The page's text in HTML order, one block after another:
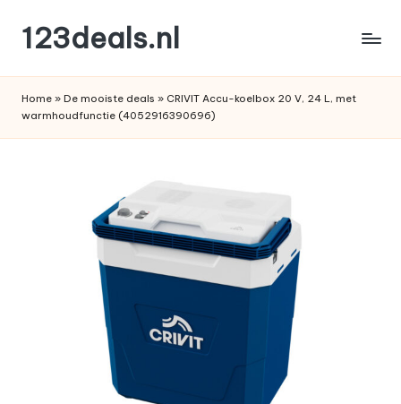
de
inhoud
123deals.nl
deals
Home » De mooiste deals » CRIVIT Accu-koelbox 20 V, 24 L, met
warmhoudfunctie (4052916390696)